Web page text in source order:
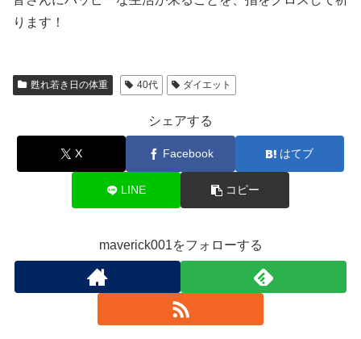
ります！
甦れ若き日の体重 40代 ダイエット
シェアする
X Facebook はてブ
LINE コピー
maverick001をフォローする